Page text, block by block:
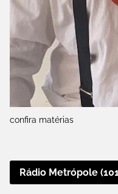
confira matérias
Rádio Metrópole